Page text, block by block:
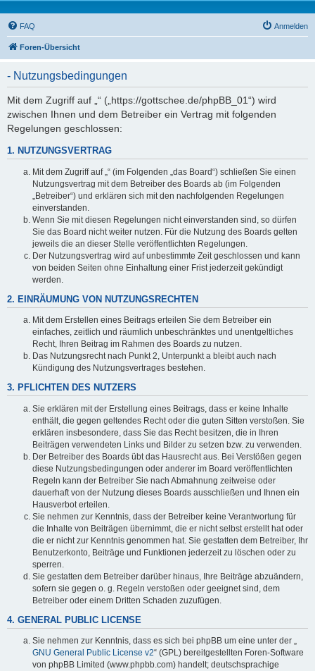
FAQ Anmelden
Foren-Übersicht
- Nutzungsbedingungen
Mit dem Zugriff auf „“ („https://gottschee.de/phpBB_01“) wird
zwischen Ihnen und dem Betreiber ein Vertrag mit folgenden
Regelungen geschlossen:
1. NUTZUNGSVERTRAG
Mit dem Zugriff auf „“ (im Folgenden „das Board“) schließen Sie einen
Nutzungsvertrag mit dem Betreiber des Boards ab (im Folgenden
„Betreiber“) und erklären sich mit den nachfolgenden Regelungen
einverstanden.
Wenn Sie mit diesen Regelungen nicht einverstanden sind, so dürfen
Sie das Board nicht weiter nutzen. Für die Nutzung des Boards gelten
jeweils die an dieser Stelle veröffentlichten Regelungen.
Der Nutzungsvertrag wird auf unbestimmte Zeit geschlossen und kann
von beiden Seiten ohne Einhaltung einer Frist jederzeit gekündigt
werden.
2. EINRÄUMUNG VON NUTZUNGSRECHTEN
Mit dem Erstellen eines Beitrags erteilen Sie dem Betreiber ein
einfaches, zeitlich und räumlich unbeschränktes und unentgeltliches
Recht, Ihren Beitrag im Rahmen des Boards zu nutzen.
Das Nutzungsrecht nach Punkt 2, Unterpunkt a bleibt auch nach
Kündigung des Nutzungsvertrages bestehen.
3. PFLICHTEN DES NUTZERS
Sie erklären mit der Erstellung eines Beitrags, dass er keine Inhalte
enthält, die gegen geltendes Recht oder die guten Sitten verstoßen. Sie
erklären insbesondere, dass Sie das Recht besitzen, die in Ihren
Beiträgen verwendeten Links und Bilder zu setzen bzw. zu verwenden.
Der Betreiber des Boards übt das Hausrecht aus. Bei Verstößen gegen
diese Nutzungsbedingungen oder anderer im Board veröffentlichten
Regeln kann der Betreiber Sie nach Abmahnung zeitweise oder
dauerhaft von der Nutzung dieses Boards ausschließen und Ihnen ein
Hausverbot erteilen.
Sie nehmen zur Kenntnis, dass der Betreiber keine Verantwortung für
die Inhalte von Beiträgen übernimmt, die er nicht selbst erstellt hat oder
die er nicht zur Kenntnis genommen hat. Sie gestatten dem Betreiber, Ihr
Benutzerkonto, Beiträge und Funktionen jederzeit zu löschen oder zu
sperren.
Sie gestatten dem Betreiber darüber hinaus, Ihre Beiträge abzuändern,
sofern sie gegen o. g. Regeln verstoßen oder geeignet sind, dem
Betreiber oder einem Dritten Schaden zuzufügen.
4. GENERAL PUBLIC LICENSE
Sie nehmen zur Kenntnis, dass es sich bei phpBB um eine unter der „
GNU General Public License v2“ (GPL) bereitgestellten Foren-Software
von phpBB Limited (www.phpbb.com) handelt; deutschsprachige